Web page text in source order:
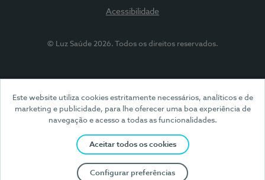
Este website utiliza cookies estritamente necessários, analíticos e de
marketing e publicidade, para lhe oferecer uma boa experiência de
navegação e acesso a todas as funcionalidades.
Aceitar todos os cookies
Configurar preferências
Acessibilidade
© Luz Saúde 2026. Todos os direitos reservados.